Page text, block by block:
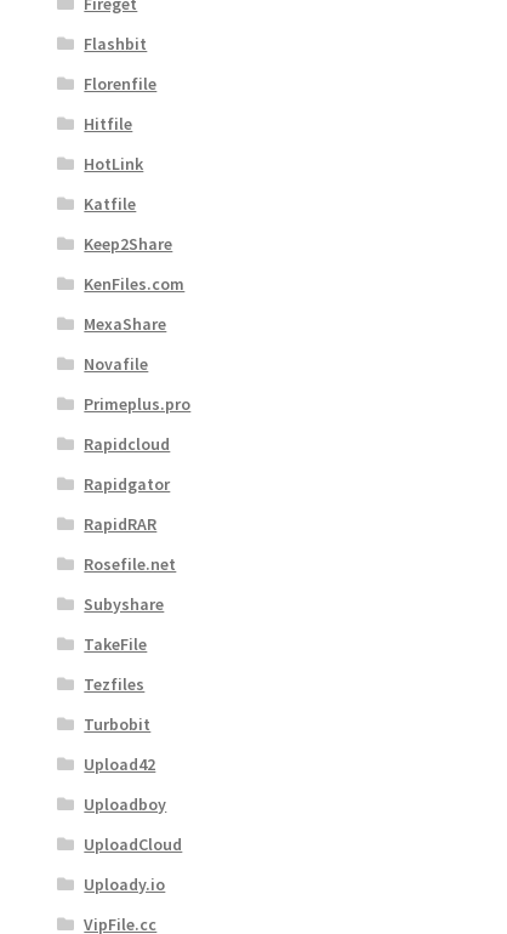
Flashbit
Florenfile
Hitfile
HotLink
Katfile
Keep2Share
KenFiles.com
MexaShare
Novafile
Primeplus.pro
Rapidcloud
Rapidgator
RapidRAR
Rosefile.net
Subyshare
TakeFile
Tezfiles
Turbobit
Upload42
Uploadboy
UploadCloud
Uploady.io
VipFile.cc